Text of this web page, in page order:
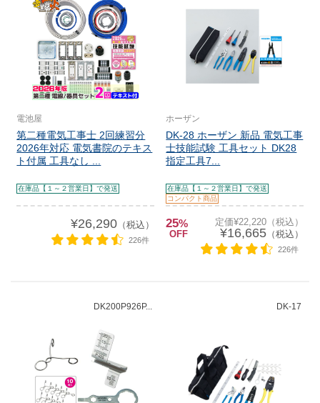
電池屋
第二種電気工事士 2回練習分
2026年対応 電気書院のテキス
ト付属 工具なし ...
在庫品【１～２営業日】で発送
¥26,290（税込）
226件
ホーザン
DK-28 ホーザン 新品 電気工事
士技能試験 工具セット DK28
指定工具7...
在庫品【１～２営業日】で発送
コンパクト商品
25%
OFF
定価¥22,220（税込）
¥16,665（税込）
226件
DK200P926P... DK-17